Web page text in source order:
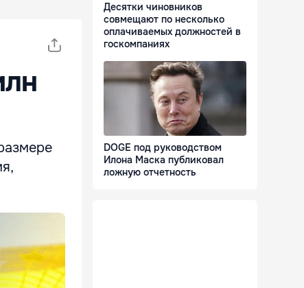
Десятки чиновников
совмещают по несколько
оплачиваемых должностей в
госкомпаниях
DOGE под руководством
Илона Маска публиковал
ложную отчетность